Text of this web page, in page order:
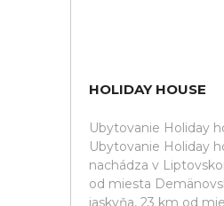
HOLIDAY HOUSE
Ubytovanie Holiday
Ubytovanie Holiday
nachádza v
od miesta
jaskyňa, 23 km od